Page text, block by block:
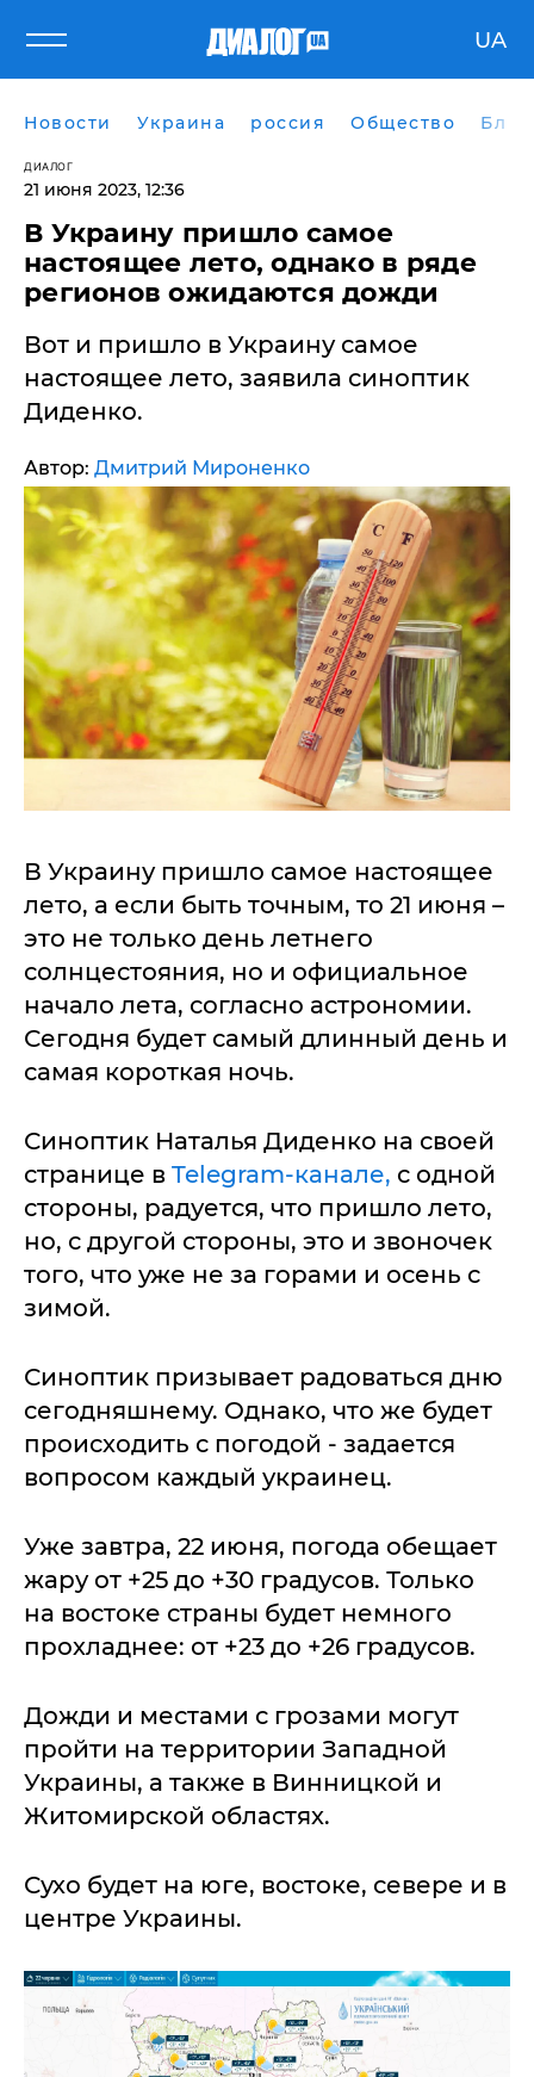
UA
Новости Украина россия Общество
ДИАЛОГ
21 июня 2023, 12:36
​В Украину пришло самое
настоящее лето, однако в ряде
регионов ожидаются дожди
Вот и пришло в Украину самое
настоящее лето, заявила синоптик
Диденко.
Автор: Дмитрий Мироненко
В Украину пришло самое настоящее
лето, а если быть точным, то 21 июня –
это не только день летнего
солнцестояния, но и официальное
начало лета, согласно астрономии.
Сегодня будет самый длинный день и
самая короткая ночь.
Синоптик Наталья Диденко на своей
странице в Telegram-канале, с одной
стороны, радуется, что пришло лето,
но, с другой стороны, это и звоночек
того, что уже не за горами и осень с
зимой.
Синоптик призывает радоваться дню
сегодняшнему. Однако, что же будет
происходить с погодой - задается
вопросом каждый украинец.
Уже завтра, 22 июня, погода обещает
жару от +25 до +30 градусов. Только
на востоке страны будет немного
прохладнее: от +23 до +26 градусов.
Дожди и местами с грозами могут
пройти на территории Западной
Украины, а также в Винницкой и
Житомирской областях.
Сухо будет на юге, востоке, севере и в
центре Украины.